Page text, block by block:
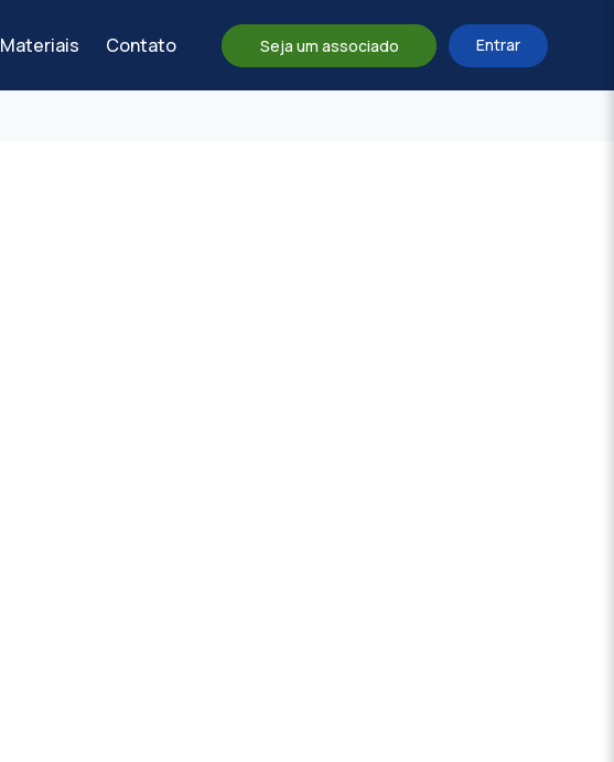
Materiais Contato Seja um associado Entrar